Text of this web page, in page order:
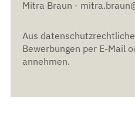
Mitra Braun ·
Aus
Bewerbungen per E-Mail
annehmen.